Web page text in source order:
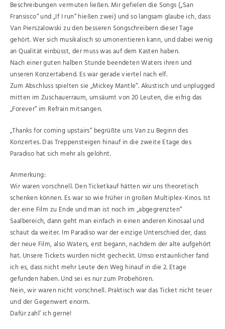
Beschreibungen vermuten ließen. Mir gefielen die Songs („San
Fransisco“ und „If I run“ hießen zwei) und so langsam glaube ich, dass
Van Pierszalowski zu den besseren Songschreibern dieser Tage
gehört. Wer sich musikalisch so umorientieren kann, und dabei wenig
an Qualität einbüsst, der muss was auf dem Kasten haben.
Nach einer guten halben Stunde beendeten Waters ihren und
unseren Konzertabend. Es war gerade viertel nach elf.
Zum Abschluss spielten sie „Mickey Mantle“. Akustisch und unplugged
mitten im Zuschauerraum, umsäumt von 20 Leuten, die eifrig das
„Forever“ im Refrain mitsangen.
„Thanks for coming upstairs“ begrüßte uns Van zu Beginn des
Konzertes. Das Treppensteigen hinauf in die zweite Etage des
Paradiso hat sich mehr als gelohnt.
Anmerkung:
Wir waren vorschnell. Den Ticketkauf hätten wir uns theoretisch
schenken können. Es war so wie früher in großen Multiplex-Kinos. Ist
der eine Film zu Ende und man ist noch im „abgegrenzten“
Saalbereich, dann geht man einfach in einen anderen Kinosaal und
schaut da weiter. Im Paradiso war der einzige Unterschied der, dass
der neue Film, also Waters, erst begann, nachdem der alte aufgehört
hat. Unsere Tickets wurden nicht gecheckt. Umso erstaunlicher fand
ich es, dass nicht mehr Leute den Weg hinauf in die 2. Etage
gefunden haben. Und sei es nur zum Probehören.
Nein, wir waren nicht vorschnell. Praktisch war das Ticket nicht teuer
und der Gegenwert enorm.
Dafür zahl’ ich gerne!